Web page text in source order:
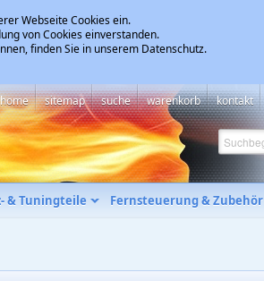
home sitemap suche warenkorb kontakt
& Tuningteile Fernsteuerung & Zubehör
Webseite Cookies ein.
von Cookies einverstanden.
finden Sie in unserem Datenschutz.